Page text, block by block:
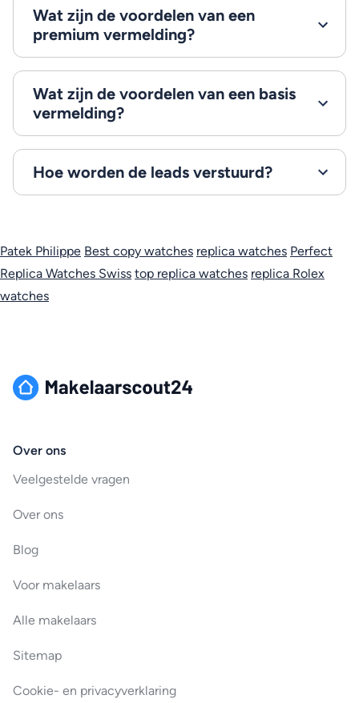
Wat zijn de voordelen van een
premium vermelding?
Wat zijn de voordelen van een basis
vermelding?
Hoe worden de leads verstuurd?
Patek Philippe Best copy watches replica watches Perfect
Replica Watches Swiss top replica watches replica Rolex
watches
Over ons
Veelgestelde vragen
Over ons
Blog
Voor makelaars
Alle makelaars
Sitemap
Cookie- en privacyverklaring